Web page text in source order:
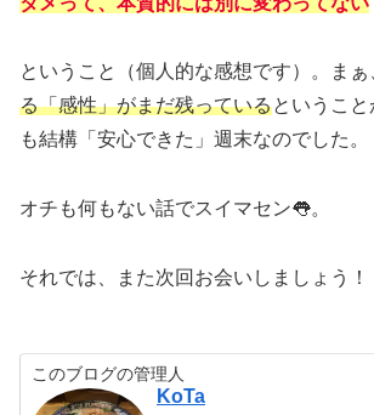
ということ（個人的な感想です）。まぁ
る「感性」がまだ残っているというこ
も結構「安心できた」週末なのでした。
オチも何もない話でスイマセン👅。
それでは、また次回お会いしましょう！
このブログの管理人
KoTa